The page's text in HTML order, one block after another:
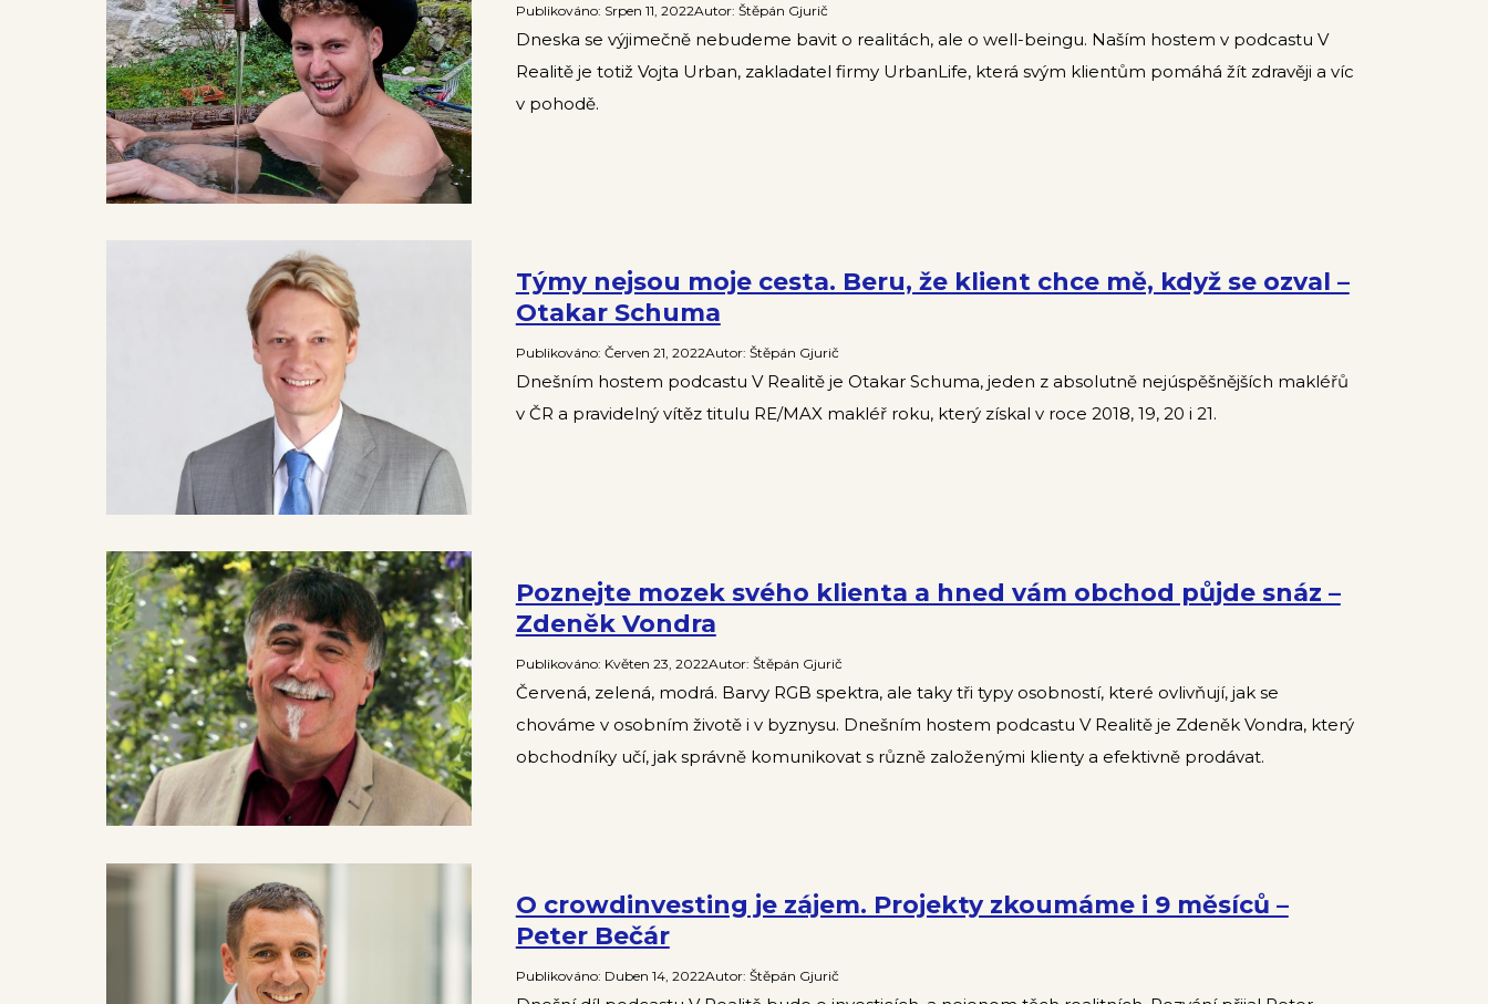
Publikováno: Srpen 11, 2022Autor: Štěpán Gjurič
Dneska se výjimečně nebudeme bavit o realitách, ale o well-beingu. Naším hostem v podcastu V
Realitě je totiž Vojta Urban, zakladatel firmy UrbanLife, která svým klientům pomáhá žít zdravěji a víc
v pohodě.
Týmy nejsou moje cesta. Beru, že klient chce mě, když se ozval –
Otakar Schuma
Publikováno: Červen 21, 2022Autor: Štěpán Gjurič
Dnešním hostem podcastu V Realitě je Otakar Schuma, jeden z absolutně nejúspěšnějších makléřů
v ČR a pravidelný vítěz titulu RE/MAX makléř roku, který získal v roce 2018, 19, 20 i 21.
Poznejte mozek svého klienta a hned vám obchod půjde snáz –
Zdeněk Vondra
Publikováno: Květen 23, 2022Autor: Štěpán Gjurič
Červená, zelená, modrá. Barvy RGB spektra, ale taky tři typy osobností, které ovlivňují, jak se
chováme v osobním životě i v byznysu. Dnešním hostem podcastu V Realitě je Zdeněk Vondra, který
obchodníky učí, jak správně komunikovat s různě založenými klienty a efektivně prodávat.
O crowdinvesting je zájem. Projekty zkoumáme i 9 měsíců –
Peter Bečár
Publikováno: Duben 14, 2022Autor: Štěpán Gjurič